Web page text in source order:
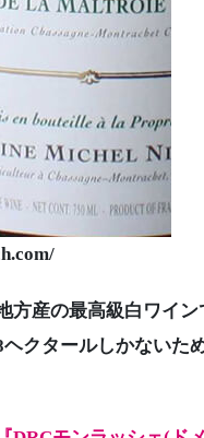
方産の最高級白ワイン
クタールしかないた